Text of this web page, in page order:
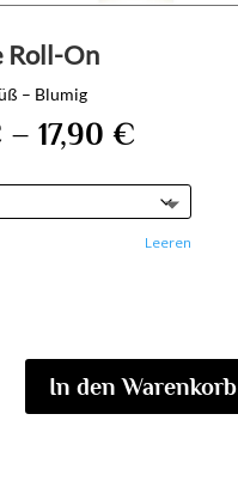
Roll-On
– Blumig
– 17,90 €
Leeren
In den Warenkorb